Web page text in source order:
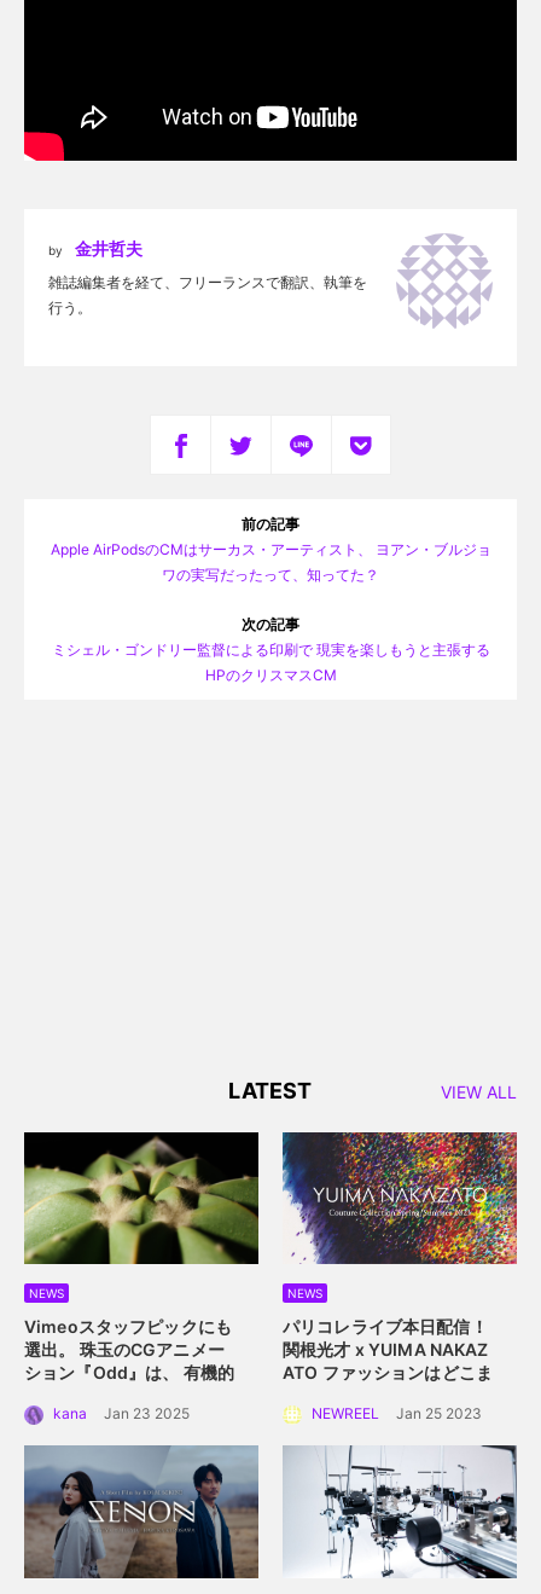
by 金井哲夫
雑誌編集者を経て、フリーランスで翻訳、執筆を
行う。
前の記事
Apple AirPodsのCMはサーカス・アーティスト、 ヨアン・ブルジョ
ワの実写だったって、知ってた？
次の記事
ミシェル・ゴンドリー監督による印刷で 現実を楽しもうと主張する
HPのクリスマスCM
LATEST VIEW ALL
NEWS
Vimeoスタッフピックにも
選出。 珠玉のCGアニメー
ション『Odd』は、 有機的
則性を描く。
kana Jan 23 2025
NEWS
パリコレライブ本日配信！
関根光才 x YUIMA NAKAZ
ATO ファッションはどこま
れるか？
NEWREEL Jan 25 2023